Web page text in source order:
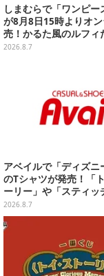
しまむらで「ワンピー
が8月8日15時よりオ
売！かるた風のルフィ
落なバッグや、チョッ
2026.8.7
アベイルで「ディズニ
のTシャツが発売！「
ーリー」や「スティッ
ラを刺しゅうでデザイン
2026.8.7